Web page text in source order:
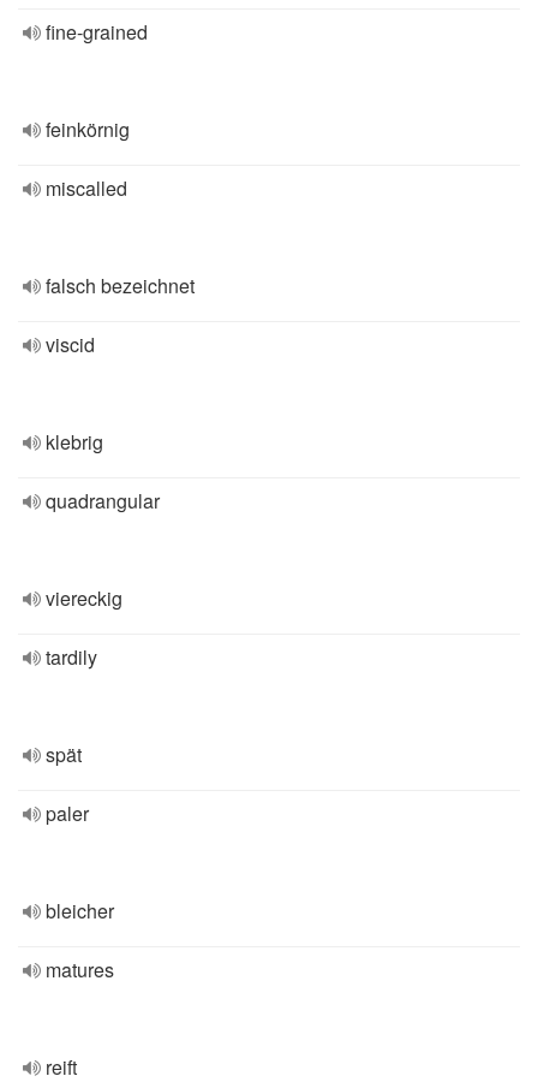
fine-grained
feinkörnig
miscalled
falsch bezeichnet
viscid
klebrig
quadrangular
viereckig
tardily
spät
paler
bleicher
matures
reift